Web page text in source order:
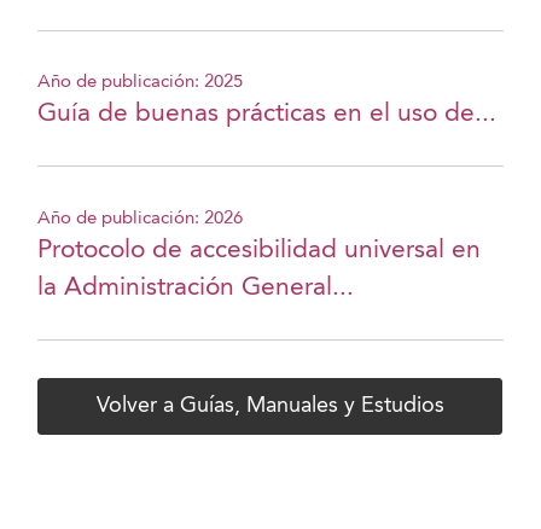
Año de publicación: 2025
Guía de buenas prácticas en el uso de...
Año de publicación: 2026
Protocolo de accesibilidad universal en
la Administración General...
Volver a Guías, Manuales y Estudios